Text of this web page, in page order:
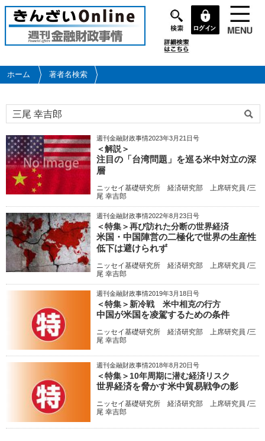
メ
イ
コ
ン
移
動
ホーム 著者名検索
週刊金融財政事情2023年3月21日号
＜解説＞
注目の「台湾問題」を巡る米中対立の深
層
ニッセイ基礎研究所 経済研究部 上席研究員 /三
尾 幸吉郎
週刊金融財政事情2022年8月23日号
＜特集＞再び訪れた分断の世界経済
米国・中国陣営の二極化で世界の生産性
低下は避けられず
ニッセイ基礎研究所 経済研究部 上席研究員 /三
尾 幸吉郎
週刊金融財政事情2019年3月18日号
＜特集＞新冷戦 米中相克の行方
中国が米国を凌駕するための条件
ニッセイ基礎研究所 経済研究部 上席研究員 /三
尾 幸吉郎
週刊金融財政事情2018年8月20日号
＜特集＞10年周期に潜む経済リスク
世界経済を脅かす米中貿易戦争の影
ニッセイ基礎研究所 経済研究部 上席研究員 /三
尾 幸吉郎